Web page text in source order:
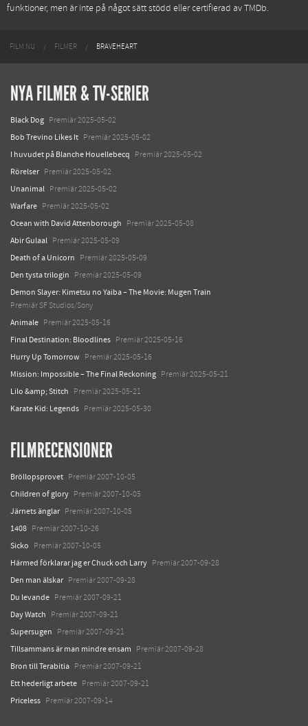
funktioner, men är inte på något sätt stödd eller certifierad av TMDb.
FILM.NU FILMER BRAVEHEART
NYA FILMER & TV-SERIER
Black Dog Premiär 2025-05-02
Bob Trevino Likes It Premiär 2025-05-02
I huvudet på Blanche Houellebecq Premiär 2025-05-02
Rörelser Premiär 2025-05-02
Unanimal Premiär 2025-05-02
Warfare Premiär 2025-05-02
Ocean with David Attenborough Premiär 2025-05-08
Abir Gulaal Premiär 2025-05-09
Death of a Unicorn Premiär 2025-05-09
Den tysta trilogin Premiär 2025-05-09
Demon Slayer: Kimetsu no Yaiba – The Movie: Mugen Train
Premiär SF Studios/Sony
Animale Premiär 2025-05-16
Final Destination: Bloodlines Premiär 2025-05-16
Hurry Up Tomorrow Premiär 2025-05-16
Mission: Impossible – The Final Reckoning Premiär 2025-05-21
Lilo &amp; Stitch Premiär 2025-05-21
Karate Kid: Legends Premiär 2025-05-30
FILMRECENSIONER
Bröllopsprovet Premiär 2007-10-05
Children of glory Premiär 2007-10-05
Järnets änglar Premiär 2007-10-05
1408 Premiär 2007-10-26
Sicko Premiär 2007-10-05
Härmed förklarar jag er Chuck och Larry Premiär 2007-09-28
Den man älskar Premiär 2007-09-28
Du levande Premiär 2007-09-21
Day Watch Premiär 2007-09-21
Supersugen Premiär 2007-09-21
Tillsammans är man mindre ensam Premiär 2007-09-28
Bron till Terabitia Premiär 2007-09-21
Ett hederligt arbete Premiär 2007-09-21
Priceless Premiär 2007-09-14